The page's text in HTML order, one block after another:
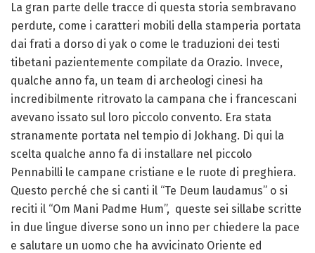
La gran parte delle tracce di questa storia sembravano
perdute, come i caratteri mobili della stamperia portata
dai frati a dorso di yak o come le traduzioni dei testi
tibetani pazientemente compilate da Orazio. Invece,
qualche anno fa, un team di archeologi cinesi ha
incredibilmente ritrovato la campana che i francescani
avevano issato sul loro piccolo convento. Era stata
stranamente portata nel tempio di Jokhang. Di qui la
scelta qualche anno fa di installare nel piccolo
Pennabilli le campane cristiane e le ruote di preghiera.
Questo perché che si canti il “Te Deum laudamus” o si
reciti il “Om Mani Padme Hum”, queste sei sillabe scritte
in due lingue diverse sono un inno per chiedere la pace
e salutare un uomo che ha avvicinato Oriente ed